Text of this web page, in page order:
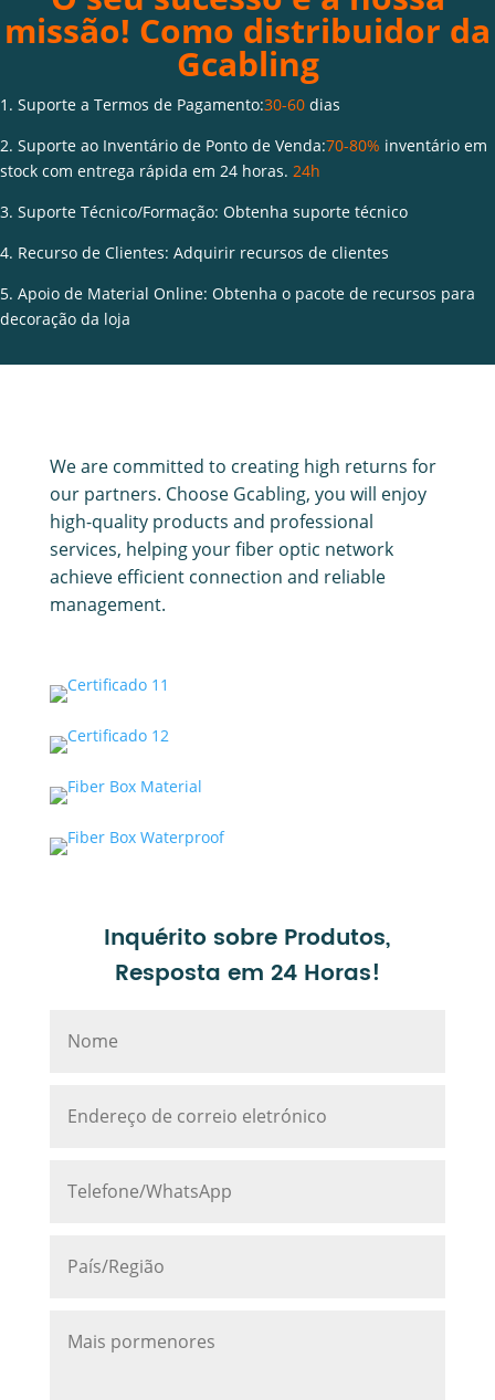
missão! Como distribuidor da
Gcabling
1. Suporte a Termos de Pagamento:30-60 dias
2. Suporte ao Inventário de Ponto de Venda:70-80% inventário em
stock com entrega rápida em 24 horas. 24h
3. Suporte Técnico/Formação: Obtenha suporte técnico
4. Recurso de Clientes: Adquirir recursos de clientes
5. Apoio de Material Online: Obtenha o pacote de recursos para
decoração da loja
We are committed to creating high returns for
our partners. Choose Gcabling, you will enjoy
high-quality products and professional
services, helping your fiber optic network
achieve efficient connection and reliable
management.
Inquérito sobre Produtos,
Resposta em 24 Horas!